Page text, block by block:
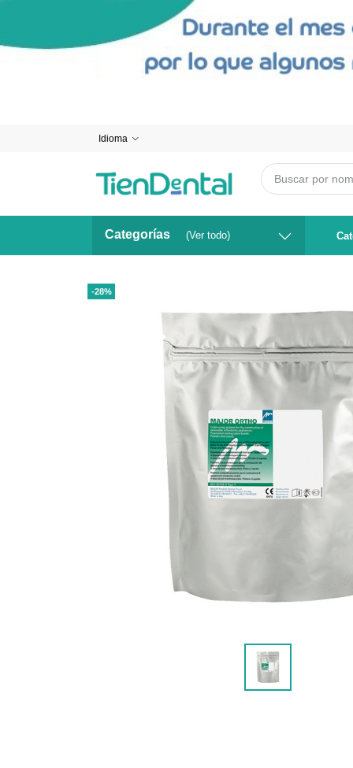
Idioma
Categorías (Ver todo)
-28%